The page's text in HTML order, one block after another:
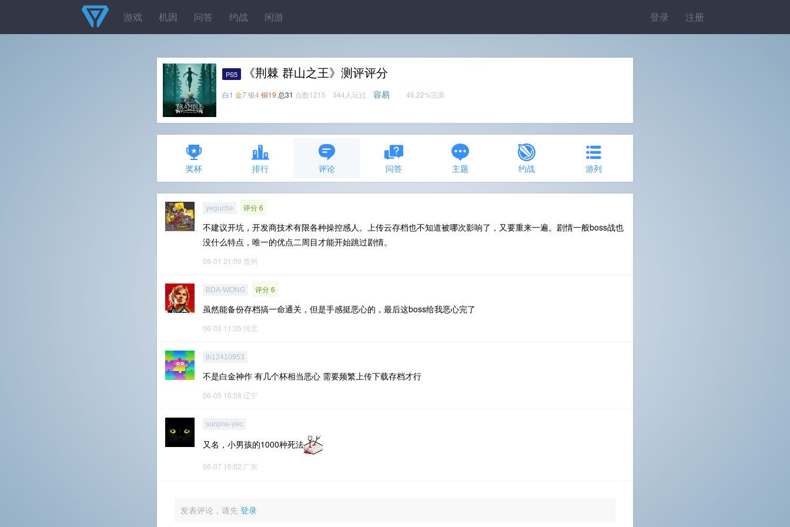
登录 注册
游戏 机因 问答 约战 闲游
PS5 《荆棘 群山之王》测评评分
白1 金7银4 铜19 总31 点数1215 344人玩过 容易 46.22%完美
奖杯 排行 评论 问答 主题 约战 游列
yeguche 评分 6
不建议开坑，开发商技术有限各种操控感人。上传云存档也不知道被哪次影响了，又要重来一遍。剧情一般boss战也
没什么特点，唯一的优点二周目才能开始跳过剧情。
06-01 21:09 贵州
BDA-WONG 评分 6
虽然能备份存档搞一命通关，但是手感挺恶心的，最后这boss给我恶心完了
06-03 11:35 河北
jh12410953
不是白金神作 有几个杯相当恶心 需要频繁上传下载存档才行
06-05 18:58 辽宁
sunjine-yec
又名，小男孩的1000种死法
06-07 15:02 广东
发表评论，请先 登录